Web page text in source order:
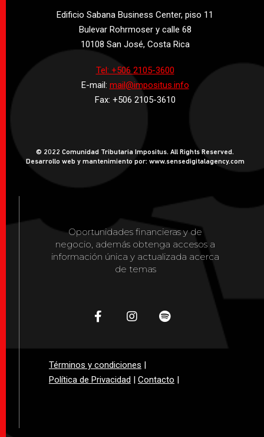
Edificio Sabana Business Center, piso 11
Bulevar Rohrmoser y calle 68
10108 San José, Costa Rica
Tel: +506 2105-3600
E-mail: mail@impositus.info
Fax: +506 2105-3610
© 2022 Comunidad Tributaria Impositus. All Rights Reserved.
Desarrollo web y mantenimiento por: www.sensedigitalagency.com
Oportunidades financieras y de
negocio, además obtenga accesos a
información única y actualizada acerca
de temas
Términos y condiciones |
Política de Privacidad | Contacto |